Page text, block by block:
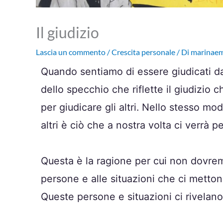
Il giudizio
Lascia un commento /Crescita personale / Di
Quando sentiamo di essere giudicati
dello specchio che riflette il giudizio
per giudicare gli altri. Nello stesso
altri è ciò che a nostra volta ci verrà
Questa è la ragione per cui non
persone e alle situazioni che ci
Queste persone e situazioni ci